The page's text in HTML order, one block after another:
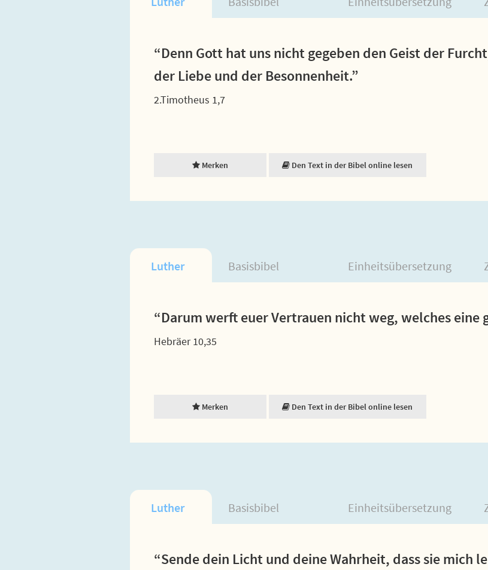
“Denn Gott hat uns nicht gegeben den Geist der
der Liebe und der Besonnenheit.”
2.Timotheus 1,7
Merken Den Text in der Bibel online lesen
Luther Basisbibel Einheitsübersetzung
“Darum werft euer Vertrauen nicht weg, welches eine
Hebräer 10,35
Merken Den Text in der Bibel online lesen
Luther Basisbibel Einheitsübersetzung
“Sende dein Licht und deine Wahrheit, dass sie mich